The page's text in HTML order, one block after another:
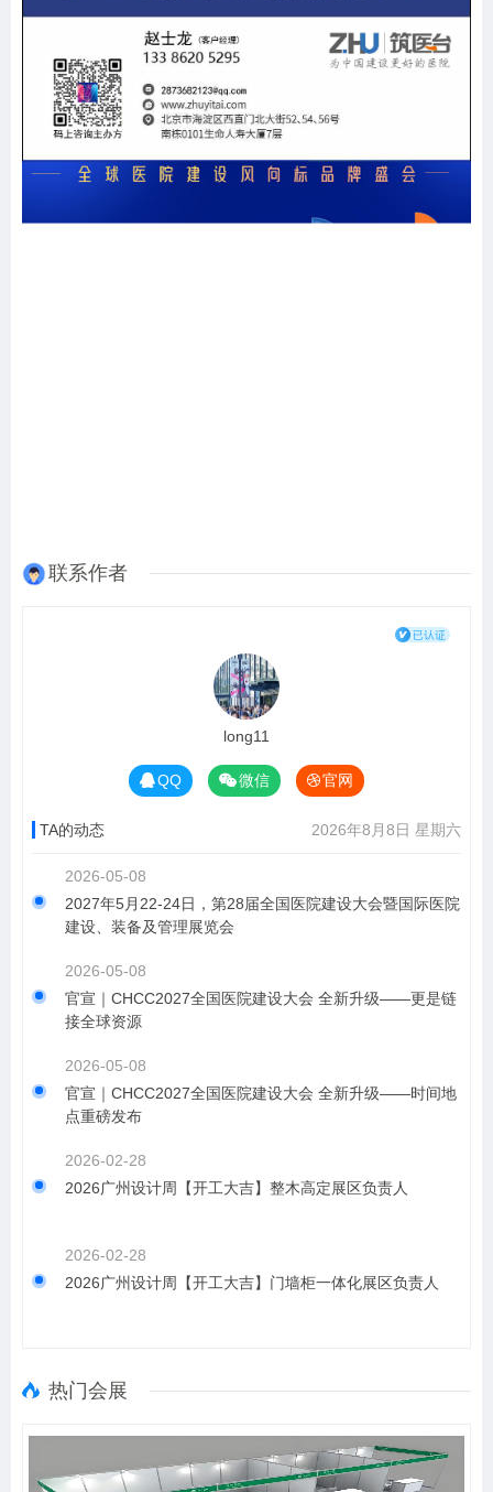
联系作者
long11
QQ 微信 官网
TA的动态 2026年8月8日 星期六
2026-05-08
2027年5月22-24日，第28届全国医院建设大会暨国际医院
建设、装备及管理展览会
2026-05-08
官宣｜CHCC2027全国医院建设大会 全新升级——更是链
接全球资源
2026-05-08
​官宣｜CHCC2027全国医院建设大会 全新升级——时间地
点重磅发布
2026-02-28
2026广州设计周【开工大吉】整木高定展区负责人
2026-02-28
2026广州设计周【开工大吉】门墙柜一体化展区负责人
热门会展